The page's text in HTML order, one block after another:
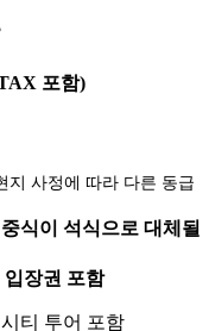
포함)
지 사정에 따라 다른 동급
식이 석식으로 대체될
입장권 포함
티 투어 포함